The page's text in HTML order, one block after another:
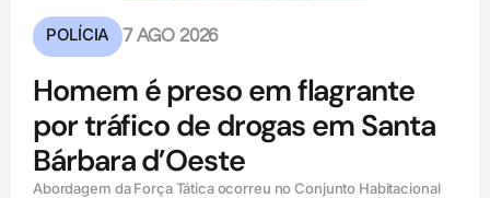
POLÍCIA 7 AGO 2026
Homem é preso em flagrante
por tráfico de drogas em Santa
Bárbara d’Oeste
Abordagem da Força Tática ocorreu no Conjunto Habitacional